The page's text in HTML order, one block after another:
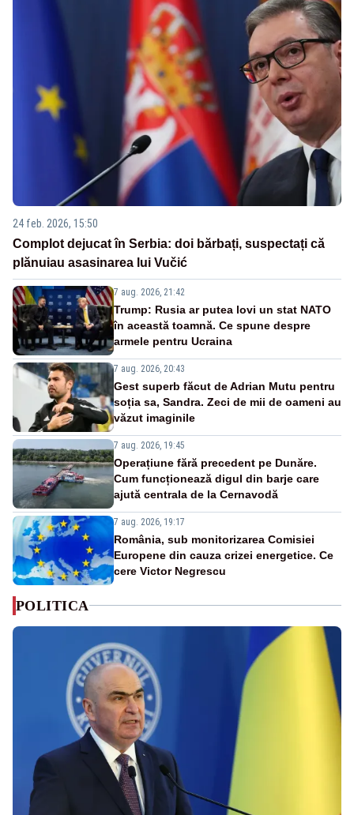
24 feb. 2026, 15:50
Complot dejucat în Serbia: doi bărbați, suspectați că
plănuiau asasinarea lui Vučić
7 aug. 2026, 21:42
Trump: Rusia ar putea lovi un stat NATO
în această toamnă. Ce spune despre
armele pentru Ucraina
7 aug. 2026, 20:43
Gest superb făcut de Adrian Mutu pentru
soția sa, Sandra. Zeci de mii de oameni au
văzut imaginile
7 aug. 2026, 19:45
Operațiune fără precedent pe Dunăre.
Cum funcționează digul din barje care
ajută centrala de la Cernavodă
7 aug. 2026, 19:17
România, sub monitorizarea Comisiei
Europene din cauza crizei energetice. Ce
cere Victor Negrescu
POLITICA